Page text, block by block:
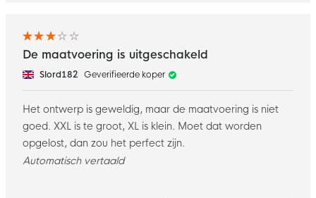
De maatvoering is uitgeschakeld
Slord182 Geverifieerde koper
Het ontwerp is geweldig, maar de maatvoering is niet
goed. XXL is te groot, XL is klein. Moet dat worden
opgelost, dan zou het perfect zijn.
Automatisch vertaald